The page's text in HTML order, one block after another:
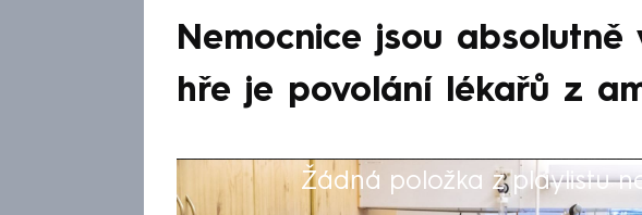
Nemocnice jsou absolutně
hře je povolání lékařů z
Žádná položka z playlistu
Výběr redakce